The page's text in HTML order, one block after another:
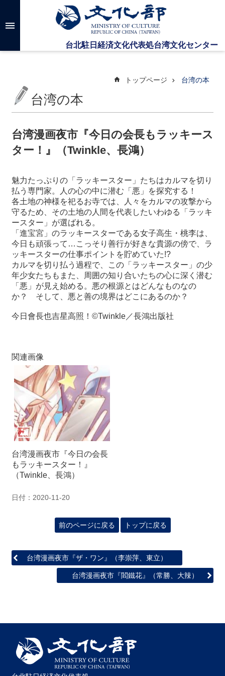
メインのコンテンツブロックにジャンプします
高
検
台
文
化
セ
ー
に
つ
い
て
最
新
情
報
申
込
行
台
湾
の
本
関
連
ク
ム
サ
トップページ 台湾の本
台湾の本
台湾漫画夜市『今日の会長もラッキース
ター！』（Twinkle、長鴻）
魅力たっぷりの「ラッキースター」たちはカルマを切り
払う専門家。人の心の中に潜む「悪」を探究する！
各土地の神様を祀るお寺では、人 々 をカルマの攻撃から
守るため、その土地の人間を代表したいわゆる「ラッキ
ースター」が選ばれる。
「進宝宮」のラッキースターである女子高生・桃李は、
今日も頑張って…こっそり善行が好きな貴源の傍で、ラ
ッキースターの仕事ポイントを貯めていた!?
カルマを切り払う過程で、この「ラッキースター」の少
年少女たちもまた、周囲の知り合いたちの心に深く潜む
「悪」が見え始める。悪の根源とはどんなものなの
か？ そして、悪と善の境界はどこにあるのか？
今日會長也吉星高照！©Twinkle／長鴻出版社
関連画像
台湾漫画夜市『今日の会長
もラッキースター！』
（Twinkle、長鴻）
日付：2020-11-20
前のページに戻る トップに戻る
台湾漫画夜市『ザ・ワン』（李崇萍、東立）
台湾漫画夜市『閻鐵花』（常勝、大辣）